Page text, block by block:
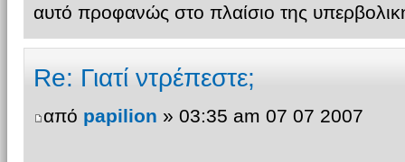
αυτό προφανώς στο πλαίσιο της
Re: Γιατί ντρέπεστε;
από papilion » 03:35 am 07 07 2007